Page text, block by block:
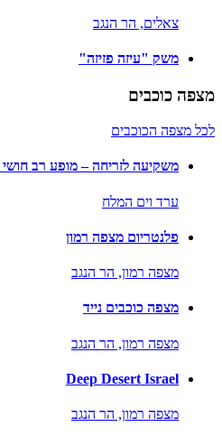
צאלים, הר הנגב
משק "עיזה פזיזה"
מצפה כוכבים
לכל מצפה הכוכבים
משקיעה לזריחה – מופע רב
ערד וים המלח
פלנטריום מצפה רמון
מצפה רמון, הר הנגב
מצפה כוכבים נייד
מצפה רמון, הר הנגב
Deep Desert Israel
מצפה רמון, הר הנגב